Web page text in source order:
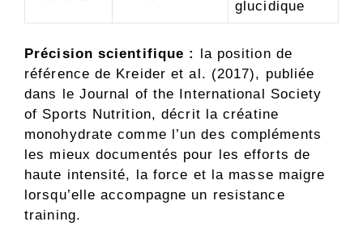
glucidique
Précision scientifique :
la position de
référence de Kreider et al. (2017), publiée
dans le Journal of the International Society
of Sports Nutrition, décrit la créatine
monohydrate comme l’un des compléments
les mieux documentés pour les efforts de
haute intensité, la force et la masse maigre
lorsqu’elle accompagne un resistance
training.